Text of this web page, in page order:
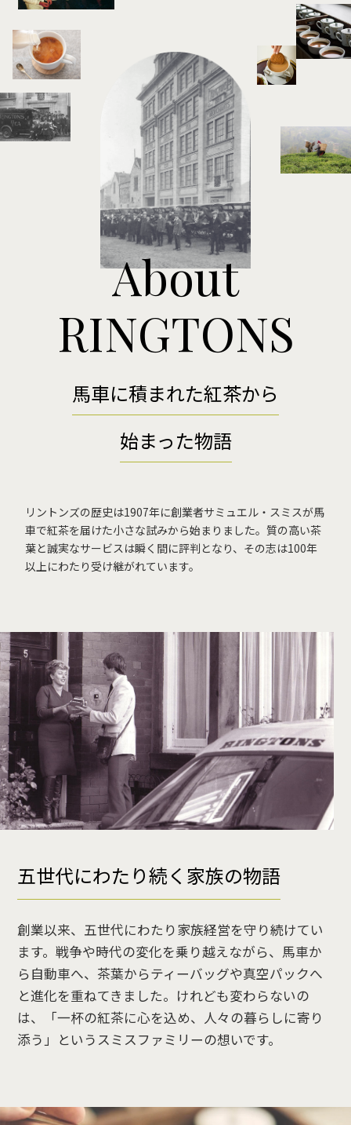
About
RINGTONS
馬車に積まれた紅茶から
始まった物語
リントンズの歴史は1907年に創業者サミュエル・スミスが馬
車で紅茶を届けた小さな試みから始まりました。質の高い茶
葉と誠実なサービスは瞬く間に評判となり、その志は100年
以上にわたり受け継がれています。
五世代にわたり続く家族の物語
創業以来、五世代にわたり家族経営を守り続けてい
ます。戦争や時代の変化を乗り越えながら、馬車か
ら自動車へ、茶葉からティーバッグや真空パックへ
と進化を重ねてきました。けれども変わらないの
は、「一杯の紅茶に心を込め、人々の暮らしに寄り
添う」というスミスファミリーの想いです。